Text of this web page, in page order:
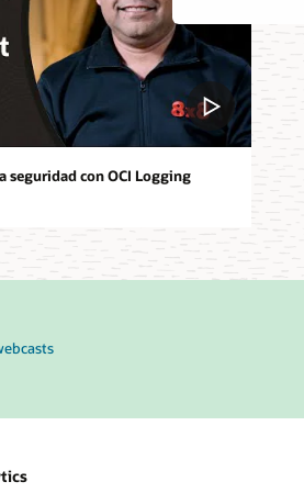
seguridad con OCI Logging